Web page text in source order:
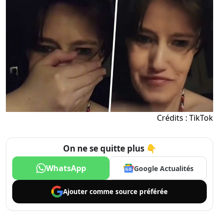
Crédits : TikTok
On ne se quitte plus 👇
WhatsApp Google Actualités
Ajouter comme source préférée